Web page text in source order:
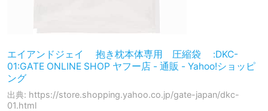
エイアンドジェイ 抱き枕本体専用 圧縮袋 :DKC-
01:GATE ONLINE SHOP ヤフー店 - 通販 - Yahoo!ショッピ
ング
出典: https://store.shopping.yahoo.co.jp/gate-japan/dkc-
01.html